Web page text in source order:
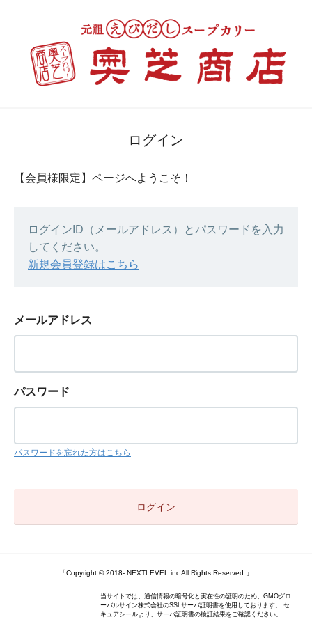
ログイン
【会員様限定】ページへようこそ！
ログインID（メールアドレス）とパスワードを入力
してください。
新規会員登録はこちら
メールアドレス
パスワード
パスワードを忘れた方はこちら
「Copyright © 2018- NEXTLEVEL.inc All Rights Reserved.」
当サイトでは、通信情報の暗号化と実在性の証明のため、GMOグロ
ーバルサイン株式会社のSSLサーバ証明書を使用しております。 セ
キュアシールより、サーバ証明書の検証結果をご確認ください。